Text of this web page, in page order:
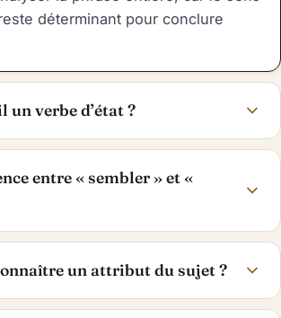
déterminant pour conclure
un verbe d’état ?
entre « sembler » et «
un attribut du sujet ?